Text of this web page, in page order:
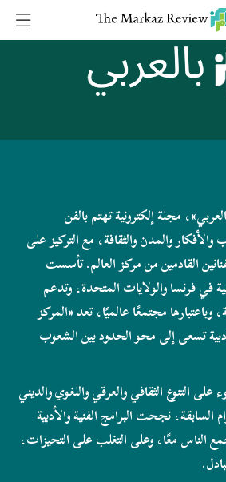
مجلة إلكترونية تهتم بالفن
والأفكار والمدن والثقافة، مع التركيز على
القادمين من مركز العالم. تأسست
في فرنسا والولايات المتحدة، وتدعم
وباعتبارها مجتمعًا عالميًا، تعد «المركز
تسعى إلى محو الحدود بين الشعوب
التنوع الثقافي والعرقي واللغوي والديني
نجحت البرامج الفنية والأدبية
الناس معًا، وعلى التغلب على التحيزات،